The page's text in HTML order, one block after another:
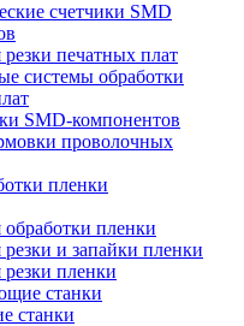
счетчики SMD
печатных плат
системы обработки
SMD-компонентов
проволочных
пленки
пленки
и запайки пленки
пленки
станки
станки